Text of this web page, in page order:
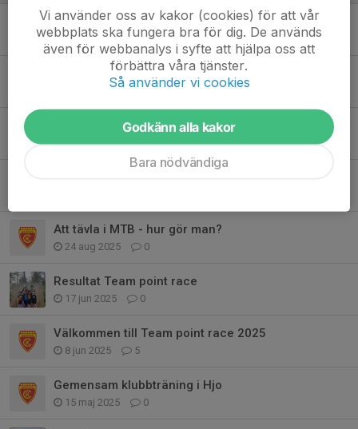
Kickstarta säsongen med ett läger!
18 mar, 05:46 0
Påminnelse om återanmälan till träning
1 feb, 20:20 0
Lite info inför cykelsäsongen
13 jan, 14:03 0
Att tävla i MTB - hur gör man?
24 aug 2025 0
Resultat Team point race
17 jun 2025 0
Välkommen till Team point race 2025
8 jun 2025 5
Gemensam klubbträning i Hjo
15 maj 2025 0
Vi använder oss av kakor (cookies) för att vår
webbplats ska fungera bra för dig. De används
även för webbanalys i syfte att hjälpa oss att
förbättra våra tjänster.
Så använder vi cookies
Godkänn alla kakor
Bara nödvändiga